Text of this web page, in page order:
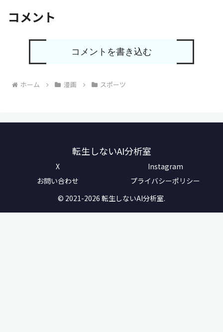
コメント
コメントを書き込む
ホーム 漫画 スポーツ
転生しないAI分析室
X
Instagram
お問い合わせ
プライバシーポリシー
© 2021-2026 転生しないAI分析室.